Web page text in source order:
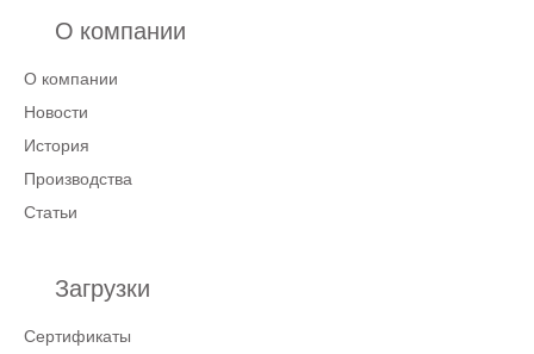
О компании
О компании
Новости
История
Производства
Статьи
Загрузки
Сертификаты